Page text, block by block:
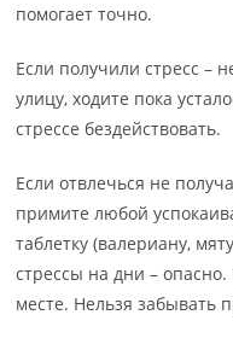
помогает точно.
Если получили стресс –
улицу, ходите пока
стрессе бездействовать.
Если отвлечься не
примите любой
таблетку (валериану,
стрессы на дни –
месте. Нельзя